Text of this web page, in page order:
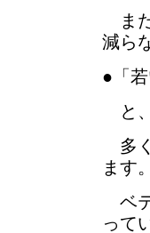
ま
減ら
●「
と
多
ます。
ベ
って